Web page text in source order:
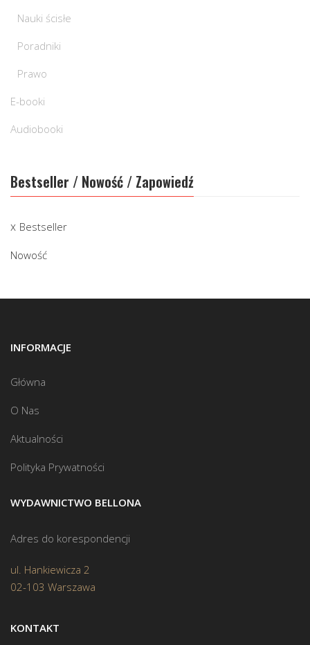
Nauki ścisłe
Poradniki
Prawo
E-booki
Audiobooki
Bestseller / Nowość / Zapowiedź
Bestseller
Nowość
INFORMACJE
Główna
O Nas
Aktualności
Polityka Prywatności
WYDAWNICTWO BELLONA
Adres do korespondencji
ul. Hankiewicza 2
02-103 Warszawa
KONTAKT